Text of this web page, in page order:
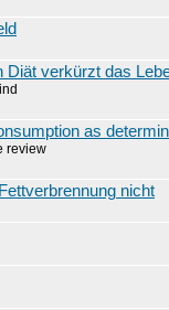
Diät verkürzt das
as
review
nicht